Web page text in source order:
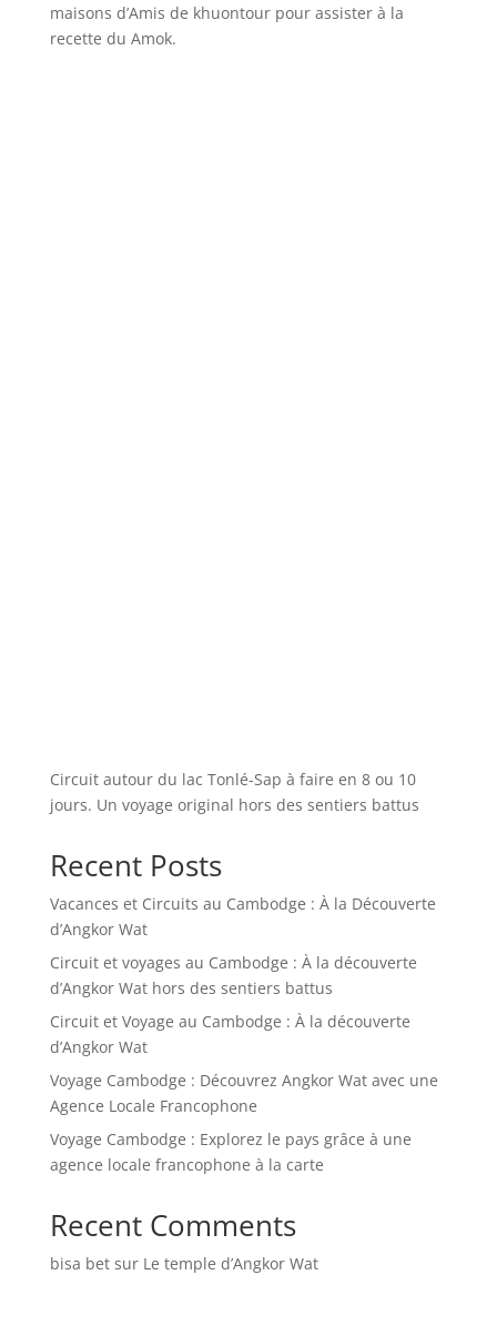
maisons d’Amis de khuontour pour assister à la
recette du Amok.
Circuit autour du lac Tonlé-Sap à faire en 8 ou 10
jours. Un voyage original hors des sentiers battus
Recent Posts
Vacances et Circuits au Cambodge : À la Découverte
d’Angkor Wat
Circuit et voyages au Cambodge : À la découverte
d’Angkor Wat hors des sentiers battus
Circuit et Voyage au Cambodge : À la découverte
d’Angkor Wat
Voyage Cambodge : Découvrez Angkor Wat avec une
Agence Locale Francophone
Voyage Cambodge : Explorez le pays grâce à une
agence locale francophone à la carte
Recent Comments
bisa betsur Le temple d’Angkor Wat